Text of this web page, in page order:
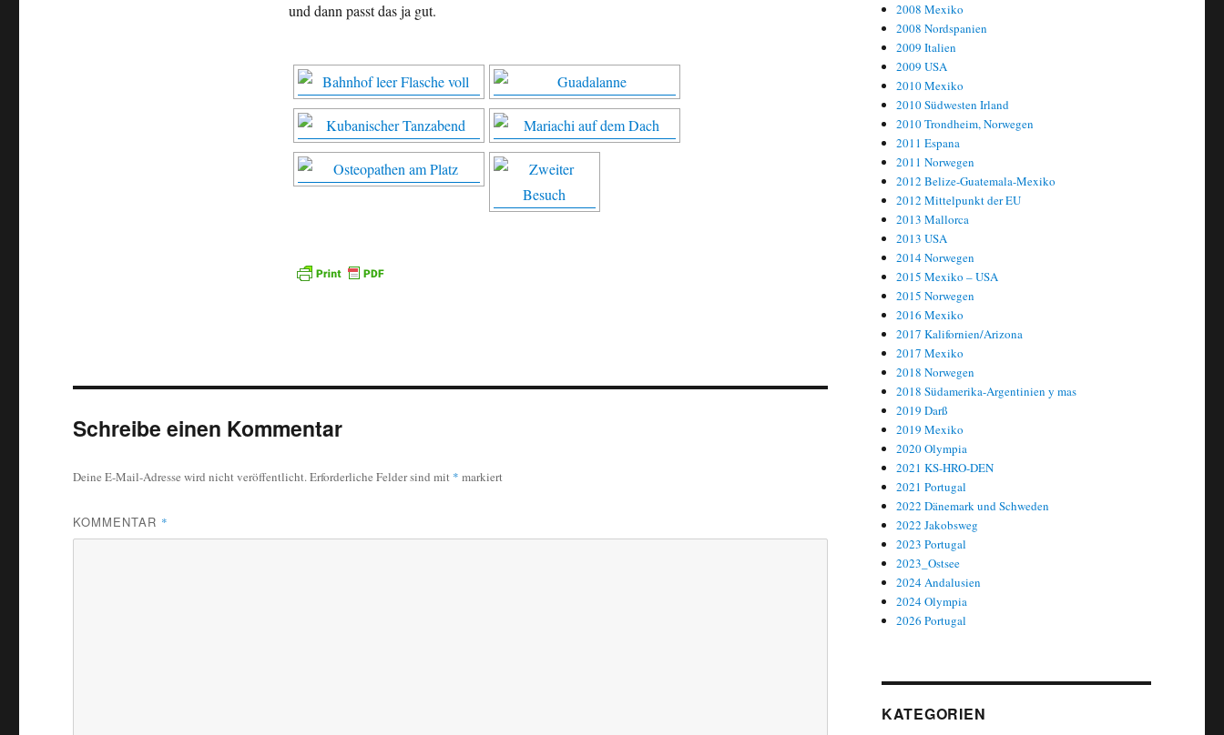
und dann passt das ja gut.
Schreibe einen Kommentar
Deine E-Mail-Adresse wird nicht veröffentlicht.Erforderliche Felder sind mit * markiert
KOMMENTAR *
2008 Mexiko
2008 Nordspanien
2009 Italien
2009 USA
2010 Mexiko
2010 Südwesten Irland
2010 Trondheim, Norwegen
2011 Espana
2011 Norwegen
2012 Belize-Guatemala-Mexiko
2012 Mittelpunkt der EU
2013 Mallorca
2013 USA
2014 Norwegen
2015 Mexiko – USA
2015 Norwegen
2016 Mexiko
2017 Kalifornien/Arizona
2017 Mexiko
2018 Norwegen
2018 Südamerika-Argentinien y mas
2019 Darß
2019 Mexiko
2020 Olympia
2021 KS-HRO-DEN
2021 Portugal
2022 Dänemark und Schweden
2022 Jakobsweg
2023 Portugal
2023_Ostsee
2024 Andalusien
2024 Olympia
2026 Portugal
KATEGORIEN